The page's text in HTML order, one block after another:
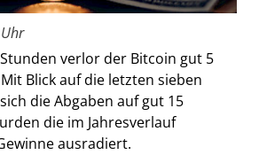
verlor der Bitcoin gut 5
Blick auf die letzten sieben
die Abgaben auf gut 15
die im Jahresverlauf
ausradiert.